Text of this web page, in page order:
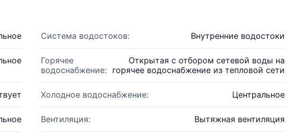
Система водостоков: Внутренние водостоки
Горячее
водоснабжение:
Открытая с отбором сетевой воды на
горячее водоснабжение из тепловой сети
Холодное водоснабжение: Центральное
Вентиляция: Вытяжная вентиляция